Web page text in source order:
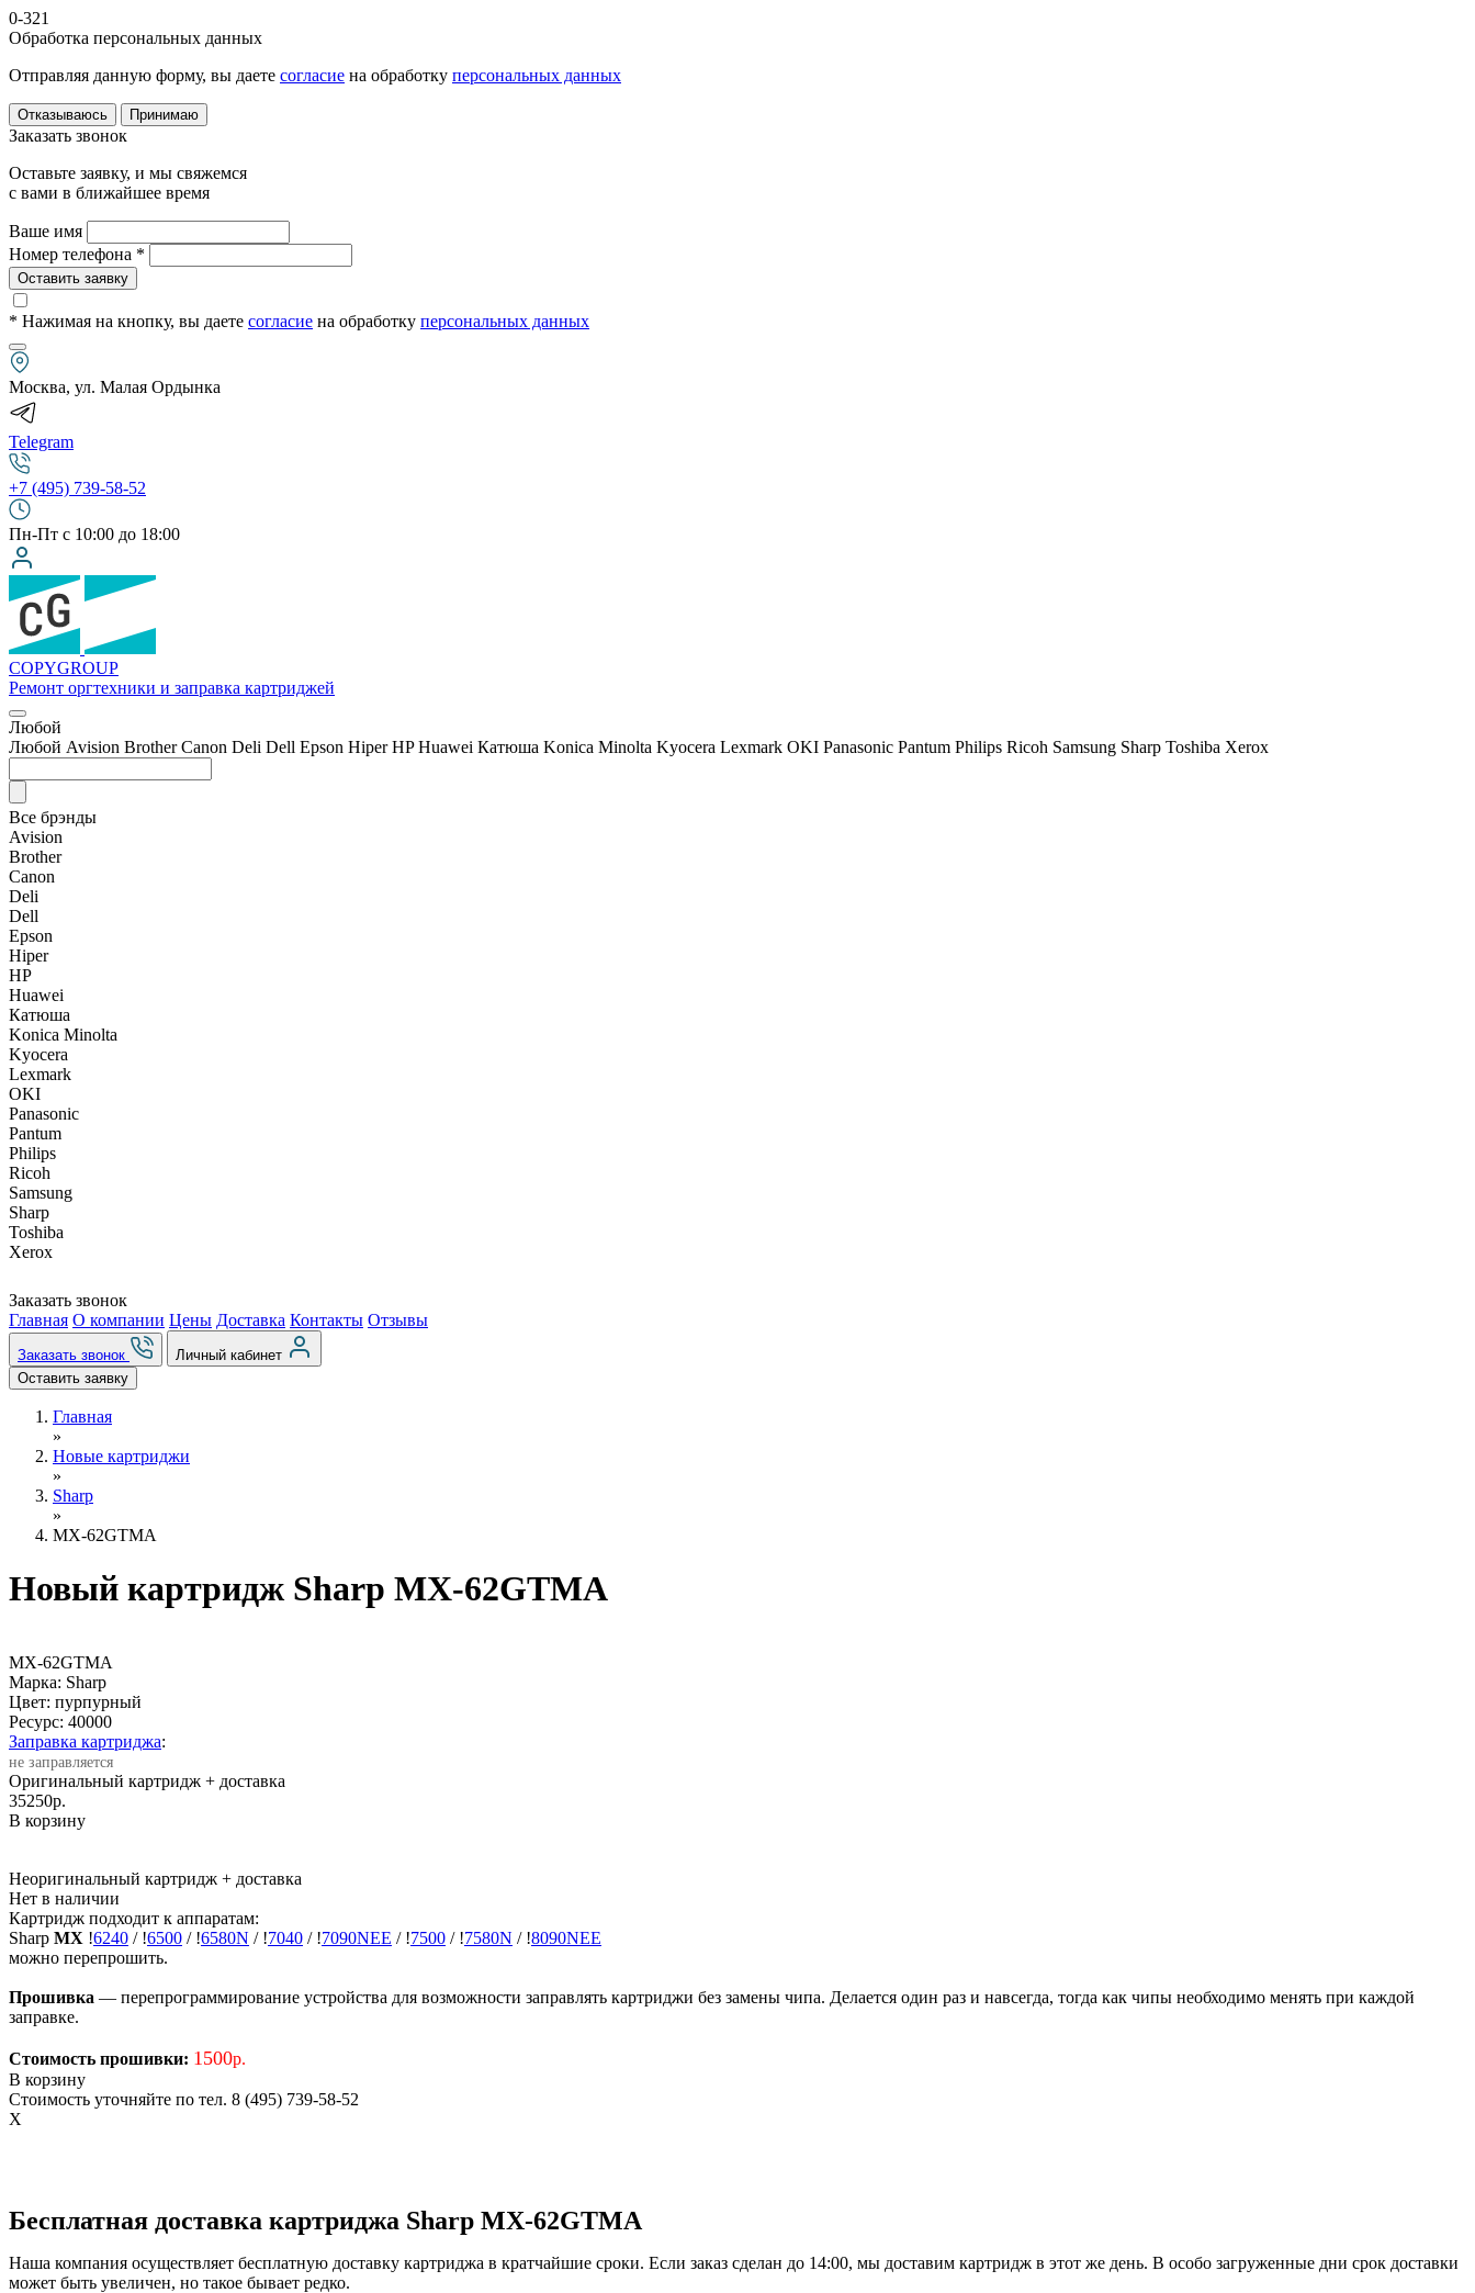
0-321
Обработка персональных данных
Отправляя данную форму, вы даете согласие на обработку персональных данных
Отказываюсь Принимаю
Заказать звонок
Оставьте заявку, и мы свяжемся
с вами в ближайшее время
Ваше имя
Номер телефона *
Оставить заявку
* Нажимая на кнопку, вы даете согласие на обработку персональных данных
Москва, ул. Малая Ордынка
Telegram
+7 (495) 739-58-52
Пн-Пт с 10:00 до 18:00
COPYGROUP
Ремонт оргтехники и заправка картриджей
Любой
Любой Avision Brother Canon Deli Dell Epson Hiper HP Huawei Катюша Konica Minolta Kyocera Lexmark OKI Panasonic Pantum Philips Ricoh Samsung Sharp Toshiba Xerox
Все брэнды
Avision
Brother
Canon
Deli
Dell
Epson
Hiper
HP
Huawei
Катюша
Konica Minolta
Kyocera
Lexmark
OKI
Panasonic
Pantum
Philips
Ricoh
Samsung
Sharp
Toshiba
Xerox
Заказать звонок
Главная О компании Цены Доставка Контакты Отзывы
Заказать звонок
Личный кабинет
Оставить заявку
Главная
»
Новые картриджи
»
Sharp
»
MX-62GTMA
Новый картридж Sharp MX-62GTMA
MX-62GTMA
Марка: Sharp
Цвет: пурпурный
Ресурс: 40000
Заправка картриджа:
не заправляется
Оригинальный картридж + доставка
35250р.
В корзину
Неоригинальный картридж + доставка
Нет в наличии
Картридж подходит к аппаратам:
Sharp MX !6240 / !6500 / !6580N / !7040 / !7090NEE / !7500 / !7580N / !8090NEE
можно перепрошить.
Прошивка — перепрограммирование устройства для возможности заправлять картриджи без замены чипа. Делается один раз и навсегда, тогда как чипы необходимо менять при каждой
заправке.
Стоимость прошивки: 1500р.
В корзину
Стоимость уточняйте по тел. 8 (495) 739-58-52
X
Бесплатная доставка картриджа Sharp MX-62GTMA
Наша компания осуществляет бесплатную доставку картриджа в кратчайшие сроки. Если заказ сделан до 14:00, мы доставим картридж в этот же день. В особо загруженные дни срок доставки
может быть увеличен, но такое бывает редко.